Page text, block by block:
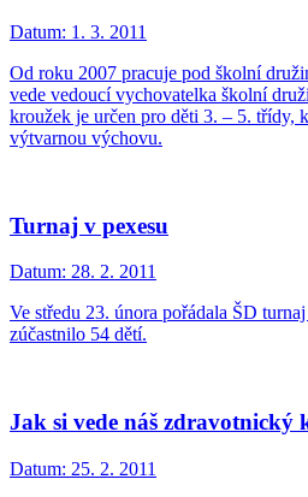
Datum: 1. 3. 2011
Od roku 2007 pracuje pod školní
vede vedoucí vychovatelka školní
kroužek je určen pro děti 3. – 5. třídy,
výtvarnou výchovu.
Turnaj v pexesu
Datum: 28. 2. 2011
Ve středu 23. února pořádala ŠD
zúčastnilo 54 dětí.
Jak si vede náš zdravotnický
Datum: 25. 2. 2011